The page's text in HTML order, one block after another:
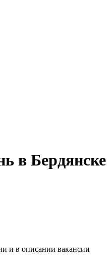
в Бердянске
и в описании вакансии